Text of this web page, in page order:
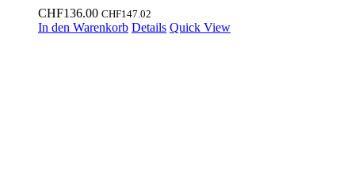
CHF136.00 CHF147.02
In den Warenkorb Details Quick View